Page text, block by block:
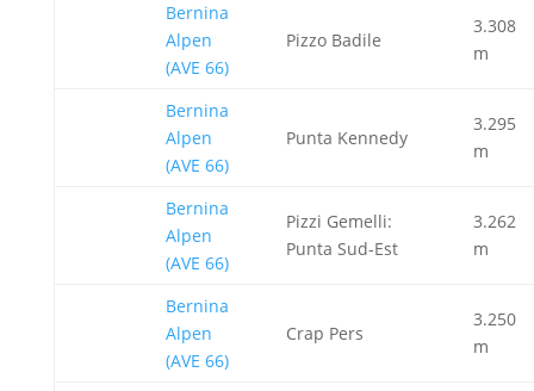
Bernina
Alpen
(AVE 66)
Pizzo Badile
3.308
m
Bernina
Alpen
(AVE 66)
Punta Kennedy
3.295
m
Bernina
Alpen
(AVE 66)
Pizzi Gemelli:
Punta Sud-Est
3.262
m
Bernina
Alpen
(AVE 66)
Crap Pers
3.250
m